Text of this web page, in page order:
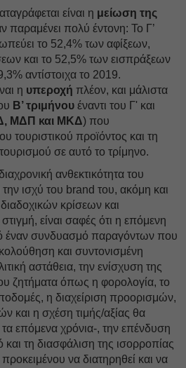
είναι η μείωση της
παραμένει πολύ έντονη: Το Γ’
το 52,4% των αφίξεων,
και το 52,5% των εισπράξεων
αντίστοιχα το 2019.
η υπεροχή πλέον, και μάλιστα
Β’ τριμήνου έναντι του Γ' και
ΜΔΠ και ΜΚΔ) που
τουριστικού προϊόντος και τη
σε αυτό το τρίμηνο.
ανθεκτικότητα του
ισχύ του brand του, ακόμη και
κρίσεων και
είναι σαφές ότι η επόμενη
έναν συνδυασμό παραγόντων που
και συντονισμένη
αστάθεια, την ενίσχυση της
ζητήματα όπως η φορολογία, το
η διαχείριση προορισμών,
και η σχέση τιμής/αξίας θα
επόμενα χρόνια-, την επένδυση
τη διασφάλιση της ισορροπίας
προκειμένου να διατηρηθεί και να